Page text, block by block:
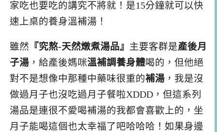
家吃也要吃的講究不將就！是15分鐘就可以快
速上桌的養身溫補湯！
雖然 『究熬-天然燉煮湯品』 主要客群是產後月
子湯 ，給產後媽咪溫補調養身體喝的，但他絕
對不是想像中那種中藥味很重的補湯 ，我是沒
做過月子也沒吃過月子餐啦XDDD，但這系列
湯品是連很不愛喝補湯的我都會喜歡上的，坐
月子能喝這個也太幸福了吧哈哈哈！如果身邊